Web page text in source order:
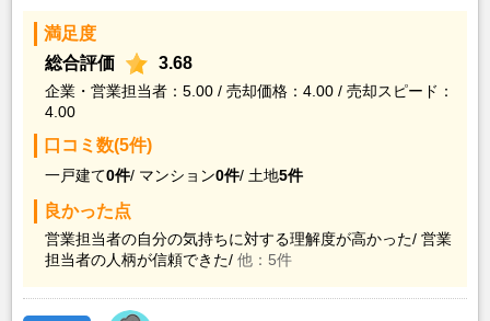
満足度
総合評価
3.68
企業・営業担当者：5.00 / 売却価格：4.00 / 売却スピード：
4.00
口コミ数(5件)
一戸建て0件/ マンション0件/ 土地5件
良かった点
営業担当者の自分の気持ちに対する理解度が高かった/ 営業
担当者の人柄が信頼できた/ 他：5件